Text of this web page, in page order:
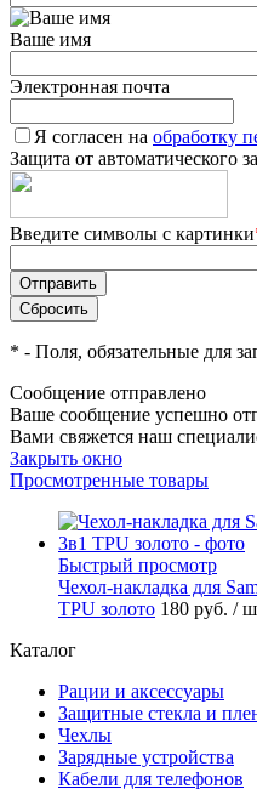
Ваше имя
Электронная почта
Я согласен на обработку
Защита от автоматического
Введите символы с картинки
* - Поля, обязательные для
Сообщение отправлено
Ваше сообщение успешно
Вами свяжется наш
Закрыть окно
Просмотренные товары
Быстрый просмотр
Чехол-накладка для
TPU золото 180 руб. /
Каталог
Рации и аксессуары
Защитные стекла и
Чехлы
Зарядные устройства
Кабели для телефонов